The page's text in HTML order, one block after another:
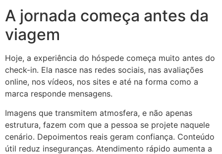
A jornada começa antes da
viagem
Hoje, a experiência do hóspede começa muito antes do
check-in. Ela nasce nas redes sociais, nas avaliações
online, nos vídeos, nos sites e até na forma como a
marca responde mensagens.
Imagens que transmitem atmosfera, e não apenas
estrutura, fazem com que a pessoa se projete naquele
cenário. Depoimentos reais geram confiança. Conteúdo
útil reduz inseguranças. Atendimento rápido aumenta a